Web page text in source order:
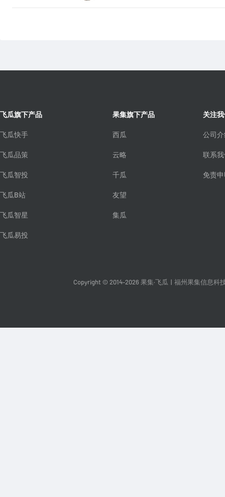
飞瓜旗下产品
飞瓜快手
飞瓜品策
飞瓜智投
飞瓜B站
飞瓜智星
飞瓜易投
果集旗下产品
西瓜
云略
千瓜
友望
集瓜
关注
公司
联系
免责
Copyright © 2014-2026 果集·飞瓜 福州果集信息科